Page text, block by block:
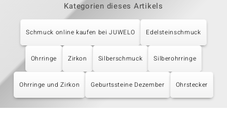
Kategorien dieses Artikels
Schmuck online kaufen bei JUWELO Edelsteinschmuck
Ohrringe Zirkon Silberschmuck Silberohrringe
Ohrringe und Zirkon Geburtssteine Dezember Ohrstecker